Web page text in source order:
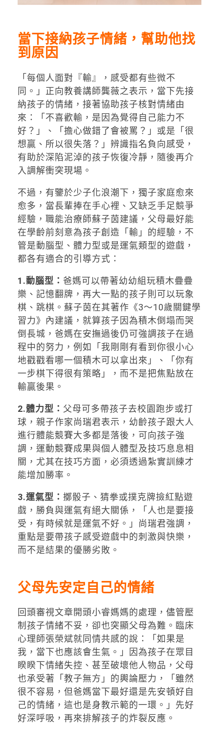
當下接納孩子情緒，幫助他找
到原因
「每個人面對『輸』，感受都有些微不
同。」正向教養講師龔薇之表示，當下先接
納孩子的情緒，接著協助孩子核對情緒由
來：「不喜歡輸，是因為覺得自己能力不
好？」、「擔心做錯了會被罵？」或是「很
想贏、所以很失落？」辨識指名負向感受，
有助於深陷泥淖的孩子恢復冷靜，隨後再介
入調解衝突現場。
不過，有鑒於少子化浪潮下，獨子家庭愈來
愈多，當長輩捧在手心裡、又缺乏手足競爭
經驗，職能治療師蘇子茵建議，父母最好能
在學齡前刻意為孩子創造「輸」的經驗，不
管是動腦型、體力型或是運氣類型的遊戲，
都各有適合的引導方式：
1.動腦型： 爸媽可以帶著幼幼組玩積木疊疊
樂、記憶翻牌，再大一點的孩子則可以玩象
棋、跳棋。蘇子茵在其著作《3～10歲關鍵學
習力》內建議，就算孩子因為積木倒塌而哭
倒長城，爸媽在安撫過後仍可強調孩子在過
程中的努力，例如「我剛剛有看到你很小心
地戳戳看哪一個積木可以拿出來」、「你有
一步棋下得很有策略」，而不是把焦點放在
輸贏後果。
2.體力型： 父母可多帶孩子去校園跑步或打
球，親子作家尚瑞君表示，幼齡孩子跟大人
進行體能競賽大多都是落後，可向孩子強
調，運動競賽成果與個人體型及技巧息息相
關，尤其在技巧方面，必須透過紮實訓練才
能增加勝率。
3.運氣型： 擲骰子、猜拳或撲克牌撿紅點遊
戲，勝負與運氣有絕大關係，「人也是要接
受，有時候就是運氣不好。」尚瑞君強調，
重點是要帶孩子感受遊戲中的刺激與快樂，
而不是結果的優勝劣敗。
父母先安定自己的情緒
回頭審視文章開頭小睿媽媽的處理，儘管壓
制孩子情緒不妥，卻也突顯父母為難。臨床
心理師張榮斌就同情共感的說：「如果是
我，當下也應該會生氣。」因為孩子在眾目
睽睽下情緒失控、甚至破壞他人物品，父母
也承受著「教子無方」的輿論壓力，「雖然
很不容易，但爸媽當下最好還是先安頓好自
己的情緒，這也是身教示範的一環。」先好
好深呼吸，再來排解孩子的炸裂反應。